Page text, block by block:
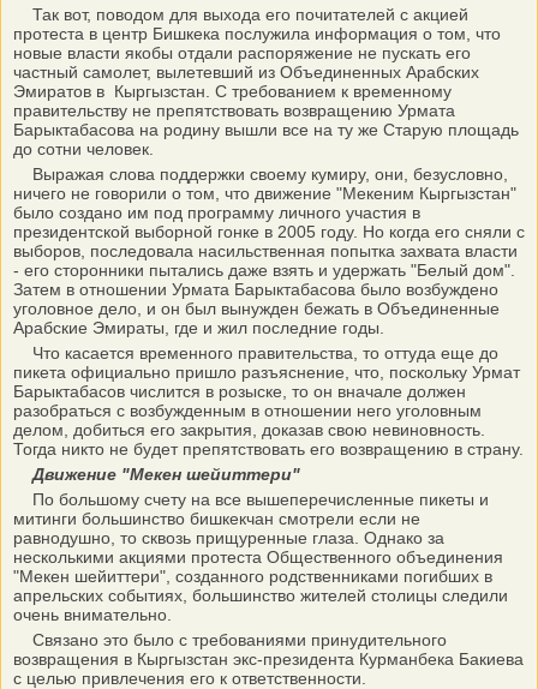
Так вот, поводом для выхода его почитателей с акцией
протеста в центр Бишкека послужила информация о том, что
новые власти якобы отдали распоряжение не пускать его
частный самолет, вылетевший из Объединенных Арабских
Эмиратов в Кыргызстан. С требованием к временному
правительству не препятствовать возвращению Урмата
Барыктабасова на родину вышли все на ту же Старую площадь
до сотни человек.
Выражая слова поддержки своему кумиру, они, безусловно,
ничего не говорили о том, что движение "Мекеним Кыргызстан"
было создано им под программу личного участия в
президентской выборной гонке в 2005 году. Но когда его сняли с
выборов, последовала насильственная попытка захвата власти
- его сторонники пытались даже взять и удержать "Белый дом".
Затем в отношении Урмата Барыктабасова было возбуждено
уголовное дело, и он был вынужден бежать в Объединенные
Арабские Эмираты, где и жил последние годы.
Что касается временного правительства, то оттуда еще до
пикета официально пришло разъяснение, что, поскольку Урмат
Барыктабасов числится в розыске, то он вначале должен
разобраться с возбужденным в отношении него уголовным
делом, добиться его закрытия, доказав свою невиновность.
Тогда никто не будет препятствовать его возвращению в страну.
Движение "Мекен шейиттери"
По большому счету на все вышеперечисленные пикеты и
митинги большинство бишкекчан смотрели если не
равнодушно, то сквозь прищуренные глаза. Однако за
несколькими акциями протеста Общественного объединения
"Мекен шейиттери", созданного родственниками погибших в
апрельских событиях, большинство жителей столицы следили
очень внимательно.
Связано это было с требованиями принудительного
возвращения в Кыргызстан экс-президента Курманбека Бакиева
с целью привлечения его к ответственности.